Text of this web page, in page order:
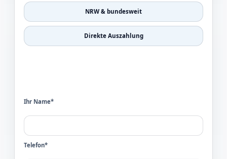
NRW & bundesweit
Direkte Auszahlung
Ihr Name*
Telefon*